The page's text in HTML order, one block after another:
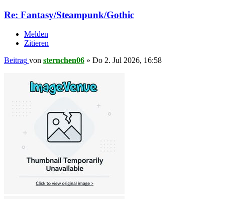
Re: Fantasy/Steampunk/Gothic
Melden
Zitieren
Beitrag von sternchen06 » Do 2. Jul 2026, 16:58